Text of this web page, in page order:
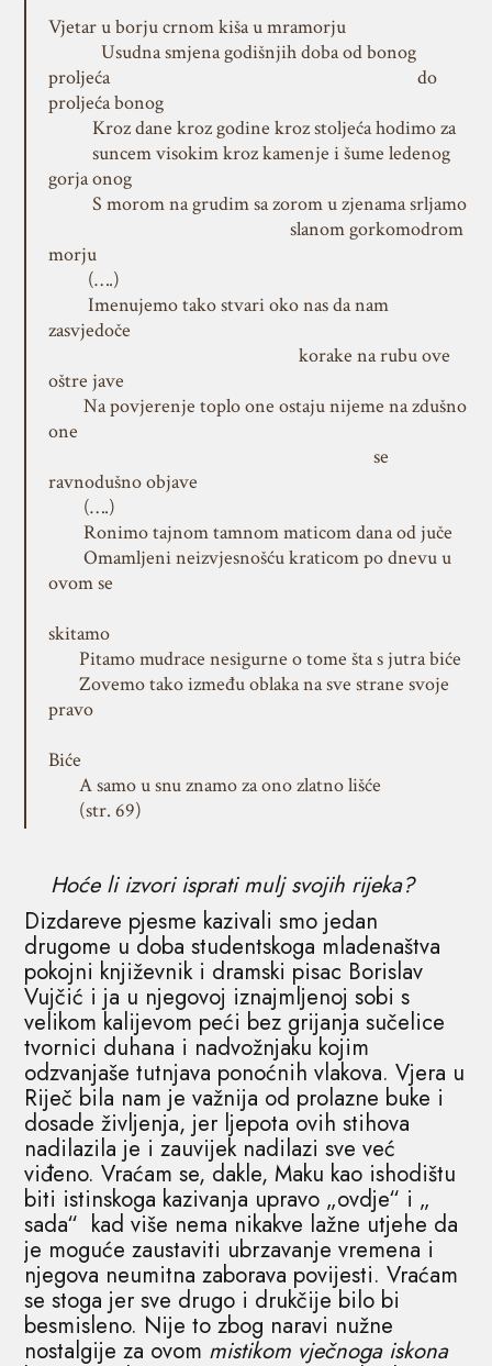
Vjetar u borju crnom kiša u mramorju
Usudna smjena godišnjih doba od bonog
proljeća do
proljeća bonog
Kroz dane kroz godine kroz stoljeća hodimo za
suncem visokim kroz kamenje i šume ledenog
gorja onog
S morom na grudim sa zorom u zjenama srljamo
slanom gorkomodrom
morju
(….)
Imenujemo tako stvari oko nas da nam
zasvjedoče
korake na rubu ove
oštre jave
Na povjerenje toplo one ostaju nijeme na zdušno
one
se
ravnodušno objave
(….)
Ronimo tajnom tamnom maticom dana od juče
Omamljeni neizvjesnošću kraticom po dnevu u
ovom se
skitamo
Pitamo mudrace nesigurne o tome šta s jutra biće
Zovemo tako između oblaka na sve strane svoje
pravo
Biće
A samo u snu znamo za ono zlatno lišće
(str. 69)
Hoće li izvori isprati mulj svojih rijeka?
Dizdareve pjesme kazivali smo jedan
drugome u doba studentskoga mladenaštva
pokojni književnik i dramski pisac Borislav
Vujčić i ja u njegovoj iznajmljenoj sobi s
velikom kalijevom peći bez grijanja sučelice
tvornici duhana i nadvožnjaku kojim
odzvanjaše tutnjava ponoćnih vlakova. Vjera u
Riječ bila nam je važnija od prolazne buke i
dosade življenja, jer ljepota ovih stihova
nadilazila je i zauvijek nadilazi sve već
viđeno. Vraćam se, dakle, Maku kao ishodištu
biti istinskoga kazivanja upravo „ovdje“ i „
sada“ kad više nema nikakve lažne utjehe da
je moguće zaustaviti ubrzavanje vremena i
njegova neumitna zaborava povijesti. Vraćam
se stoga jer sve drugo i drukčije bilo bi
besmisleno. Nije to zbog naravi nužne
nostalgije za ovom mistikom vječnoga iskona